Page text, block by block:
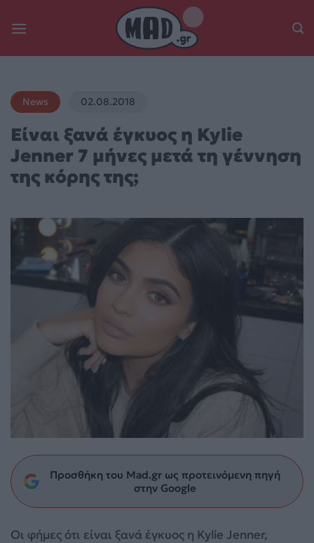
News 02.08.2018
Είναι ξανά έγκυος η Kylie
Jenner 7 μήνες μετά τη γέννηση
της κόρης της;
Προσθήκη του Mad.gr ως προτεινόμενη πηγή
στην Google
Οι φήμες ότι είναι ξανά έγκυος η Kylie Jenner,